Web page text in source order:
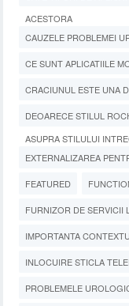
ACESTORA
CAUZELE PROBLEMEI
CE SUNT APLICATIILE
CRACIUNUL ESTE UNA
DEOARECE STILUL
ASUPRA STILULUI
EXTERNALIZAREA
FEATURED
FURNIZOR DE SERVICII
IMPORTANTA
INLOCUIRE STICLA
PROBLEMELE